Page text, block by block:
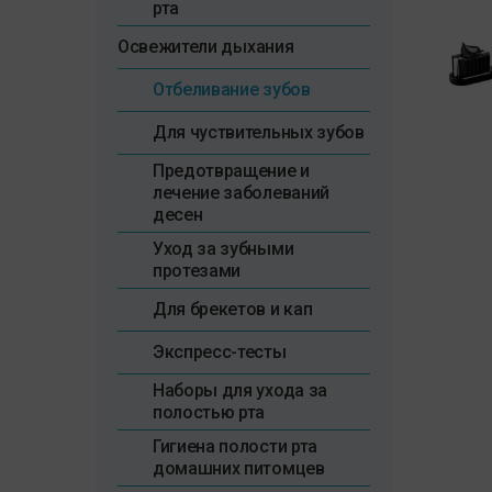
рта
Освежители дыхания
Отбеливание зубов
Для чуствительных зубов
Предотвращение и
лечение заболеваний
десен
Уход за зубными
протезами
Для брекетов и кап
Экспресс-тесты
Наборы для ухода за
полостью рта
Гигиена полости рта
домашних питомцев